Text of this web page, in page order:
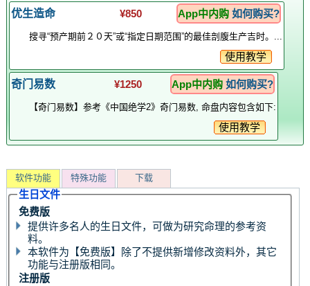
优生造命 ¥850 App中内购 如何购买?
搜寻“预产期前２０天”或“指定日期范围”的最佳剖腹生产吉时。...
使用教学
奇门易数 ¥1250 App中内购 如何购买?
【奇门易数】参考《中国绝学2》奇门易数, 命盘内容包含如下:
使用教学
软件功能 特殊功能 下载
生日文件
免费版
提供许多名人的生日文件，可做为研究命理的参考资
料。
本软件为【免费版】除了不提供新增修改资料外，其它
功能与注册版相同。
注册版